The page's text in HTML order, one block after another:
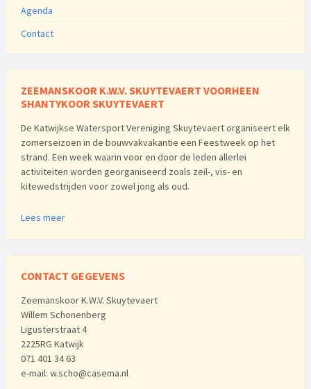
Agenda
Contact
ZEEMANSKOOR K.W.V. SKUYTEVAERT VOORHEEN
SHANTYKOOR SKUYTEVAERT
De Katwijkse Watersport Vereniging Skuytevaert organiseert elk
zomerseizoen in de bouwvakvakantie een Feestweek op het
strand. Een week waarin voor en door de leden allerlei
activiteiten worden georganiseerd zoals zeil-, vis- en
kitewedstrijden voor zowel jong als oud.
Lees meer
CONTACT GEGEVENS
Zeemanskoor K.W.V. Skuytevaert
Willem Schonenberg
Ligusterstraat 4
2225RG Katwijk
071 401 34 63
e-mail: w.scho@casema.nl